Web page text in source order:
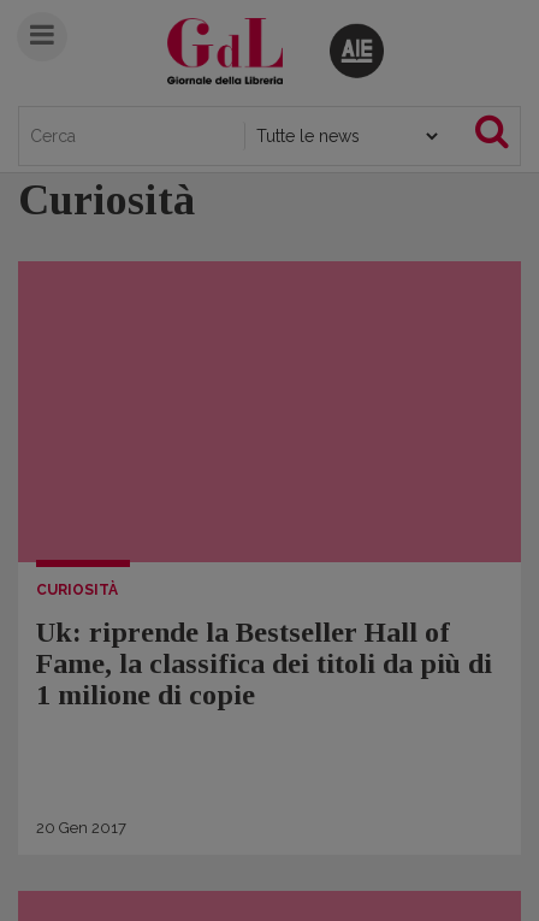
Curiosità
CURIOSITÀ
Uk: riprende la Bestseller Hall of
Fame, la classifica dei titoli da più di
1 milione di copie
20 Gen 2017